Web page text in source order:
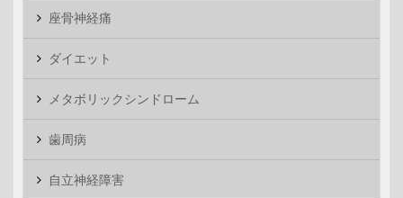
座骨神経痛
ダイエット
メタボリックシンドローム
歯周病
自立神経障害